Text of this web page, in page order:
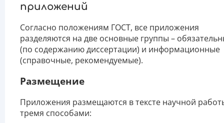
приложений
Согласно положениям ГОСТ, все приложения
разделяются на две основные группы –
(по содержанию диссертации) и информационные
(справочные, рекомендуемые).
Размещение
Приложения размещаются в тексте научной
тремя способами: